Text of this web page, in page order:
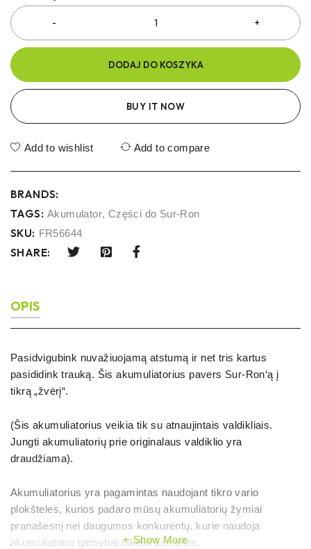
DODAJ DO KOSZYKA
BUY IT NOW
Add to wishlist Add to compare
BRANDS:
TAGS: Akumulator, Części do Sur-Ron
SKU: FR56644
SHARE:
OPIS
Pasidvigubink nuvažiuojamą atstumą ir net tris kartus
pasididink trauką. Šis akumuliatorius pavers Sur-Ron‘ą į
tikrą „žvėrį“.
(Šis akumuliatorius veikia tik su atnaujintais valdikliais.
Jungti akumuliatorių prie originalaus valdiklio yra
draudžiama).
Akumuliatorius yra pagamintas naudojant tikro vario
plokšteles, kurios padaro mūsų akumuliatorių žymiai
pranašesnį nei daugumos konkurentų, kurie naudoja
akumuliatorių gamybai nikelio juosteles.
Show More